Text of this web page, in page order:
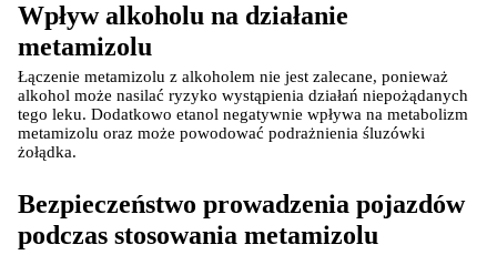
Wpływ alkoholu na działanie
metamizolu
Łączenie metamizolu z alkoholem nie jest zalecane, ponieważ
alkohol może nasilać ryzyko wystąpienia działań niepożądanych
tego leku. Dodatkowo etanol negatywnie wpływa na metabolizm
metamizolu oraz może powodować podrażnienia śluzówki
żołądka.
Bezpieczeństwo prowadzenia pojazdów
podczas stosowania metamizolu